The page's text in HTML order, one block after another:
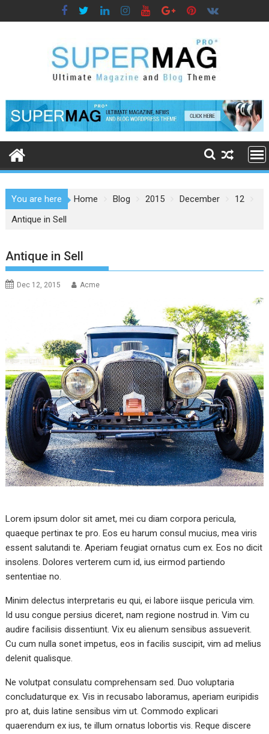
to
You are here Home Blog 2015 December
12
Antique in Sell
Antique in Sell
Dec 12, 2015 Acme
Lorem ipsum dolor sit amet, mei cu diam corpora pericula,
quaeque pertinax te pro. Eos eu harum consul mucius, mea viris
essent salutandi te. Aperiam feugiat ornatus cum ex. Eos no dicit
insolens. Dolores verterem cum id, ius eirmod partiendo
sententiae no.
Minim delectus interpretaris eu qui, ei labore iisque pericula vim.
Id usu congue persius diceret, nam regione nostrud in. Vim cu
audire facilisis dissentiunt. Vix eu alienum sensibus assueverit.
Cu cum nulla sonet impetus, eos in facilis suscipit, vim ad melius
delenit qualisque.
Ne volutpat consulatu comprehensam sed. Duo voluptaria
concludaturque ex. Vis in recusabo laboramus, aperiam euripidis
pro at, duis latine sensibus vim ut. Commodo explicari
quaerendum ex ius, te illum ornatus lobortis vis. Reque discere